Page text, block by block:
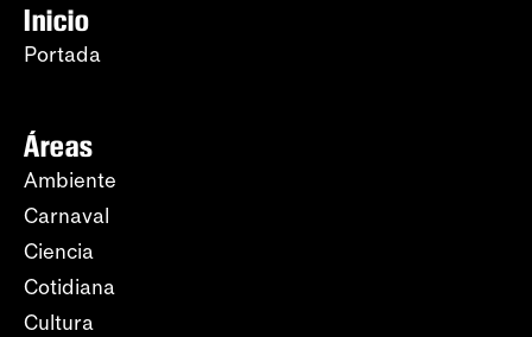
Inicio
Portada
Áreas
Ambiente
Carnaval
Ciencia
Cotidiana
Cultura